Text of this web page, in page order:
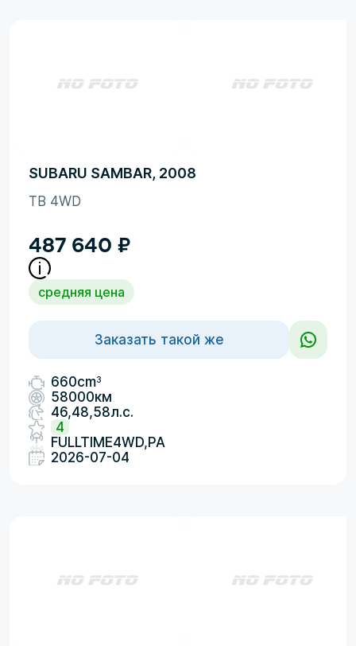
SUBARU SAMBAR, 2008
TB 4WD
487 640 ₽
средняя цена
Заказать такой же
660cm3
58000км
46,48,58л.с.
4
FULLTIME4WD,PA
2026-07-04